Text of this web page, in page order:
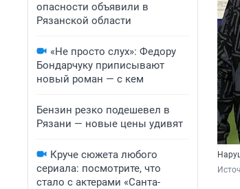
опасности объявили в
Рязанской области
«Не просто слух»: Федору
Бондарчуку приписывают
новый роман — с кем
Бензин резко подешевел в
Рязани — новые цены удивят
Круче сюжета любого
сериала: посмотрите, что
стало с актерами «Санта-